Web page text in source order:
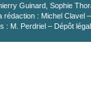
Guinard, Sophie
: Michel Clavel
: M. Perdriel – Dépôt